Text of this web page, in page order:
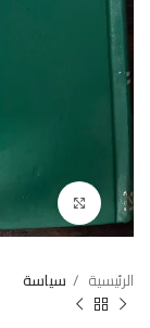
enlarge
الرئيسية سياسة